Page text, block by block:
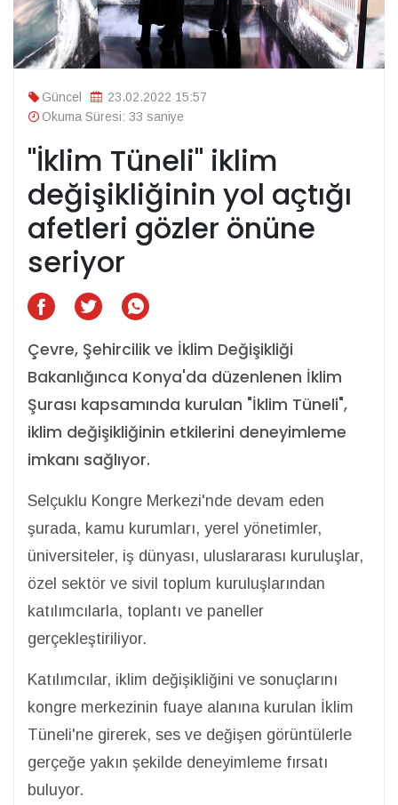
Güncel
23.02.2022 15:57
Okuma Süresi: 33 saniye
"İklim Tüneli" iklim
değişikliğinin yol açtığı
afetleri gözler önüne
seriyor
Çevre, Şehircilik ve İklim Değişikliği
Bakanlığınca Konya'da düzenlenen İklim
Şurası kapsamında kurulan "İklim Tüneli",
iklim değişikliğinin etkilerini deneyimleme
imkanı sağlıyor.
Selçuklu Kongre Merkezi'nde devam eden
şurada, kamu kurumları, yerel yönetimler,
üniversiteler, iş dünyası, uluslararası kuruluşlar,
özel sektör ve sivil toplum kuruluşlarından
katılımcılarla, toplantı ve paneller
gerçekleştiriliyor.
Katılımcılar, iklim değişikliğini ve sonuçlarını
kongre merkezinin fuaye alanına kurulan İklim
Tüneli'ne girerek, ses ve değişen görüntülerle
gerçeğe yakın şekilde deneyimleme fırsatı
buluyor.